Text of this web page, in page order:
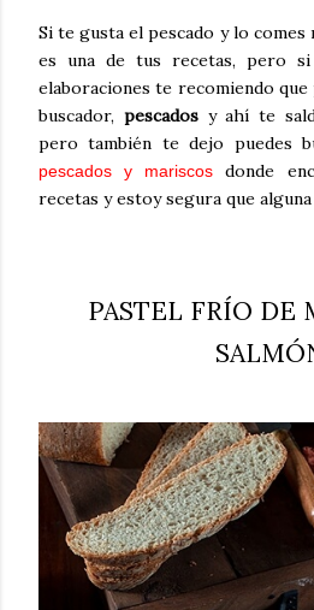
Si te gusta el pescado y lo comes
es una de tus recetas, pero si
elaboraciones te recomiendo que
buscador, pescadosy ahí te
pero también te dejo puedes
pescados y mariscos donde
recetas y estoy segura que
PASTEL FRÍO DE